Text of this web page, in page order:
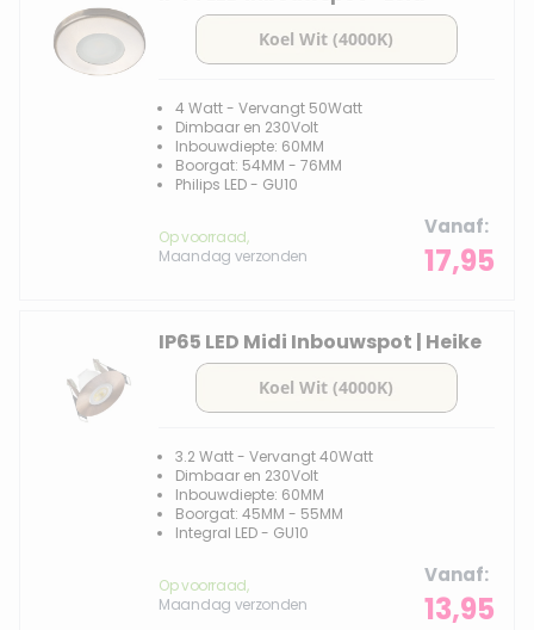
4 Watt - Vervangt 50Watt
Dimbaar en 230Volt
Inbouwdiepte: 60MM
Boorgat: 54MM - 76MM
Philips LED - GU10
Op voorraad,
Maandag verzonden
Vanaf
17,95
IP65 LED Midi Inbouwspot | Heike
3.2 Watt - Vervangt 40Watt
Dimbaar en 230Volt
Inbouwdiepte: 60MM
Boorgat: 45MM - 55MM
Integral LED - GU10
Op voorraad,
Maandag verzonden
Vanaf
13,95